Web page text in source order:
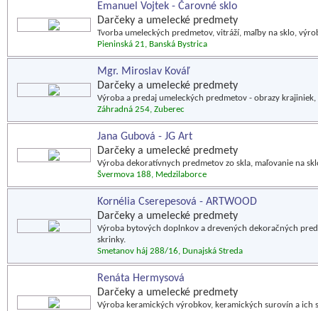
Emanuel Vojtek - Čarovné sklo
Darčeky a umelecké predmety
Tvorba umeleckých predmetov, vitráží, maľby na sklo,
Pieninská 21, Banská Bystrica
Mgr. Miroslav Kováľ
Darčeky a umelecké predmety
Výroba a predaj umeleckých predmetov - obrazy
Záhradná 254, Zuberec
Jana Gubová - JG Art
Darčeky a umelecké predmety
Výroba dekoratívnych predmetov zo skla, maľovanie na
Švermova 188, Medzilaborce
Kornélia Cserepesová - ARTWOOD
Darčeky a umelecké predmety
Výroba bytových doplnkov a drevených dekoračných
skrinky.
Smetanov háj 288/16, Dunajská Streda
Renáta Hermysová
Darčeky a umelecké predmety
Výroba keramických výrobkov, keramických surovín a ich